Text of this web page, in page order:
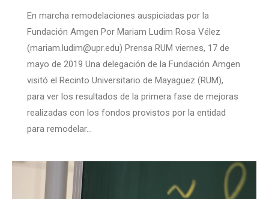
En marcha remodelaciones auspiciadas por la
Fundación Amgen Por Mariam Ludim Rosa Vélez
(mariam.ludim@upr.edu) Prensa RUM viernes, 17 de
mayo de 2019 Una delegación de la Fundación Amgen
visitó el Recinto Universitario de Mayagüez (RUM),
para ver los resultados de la primera fase de mejoras
realizadas con los fondos provistos por la entidad
para remodelar…